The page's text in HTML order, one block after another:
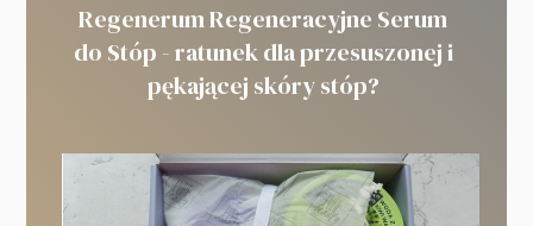
Regenerum Regeneracyjne Serum
do Stóp - ratunek dla przesuszonej i
pękającej skóry stóp?